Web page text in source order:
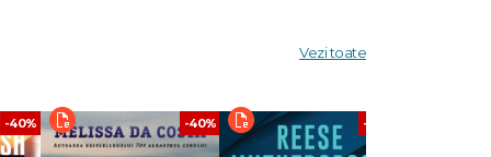
Vezi toate
-40% -40% -40%